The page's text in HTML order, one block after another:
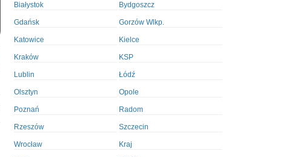
Białystok Bydgoszcz
Gdańsk Gorzów Wlkp.
Katowice Kielce
Kraków KSP
Lublin Łódź
Olsztyn Opole
Poznań Radom
Rzeszów Szczecin
Wrocław Kraj